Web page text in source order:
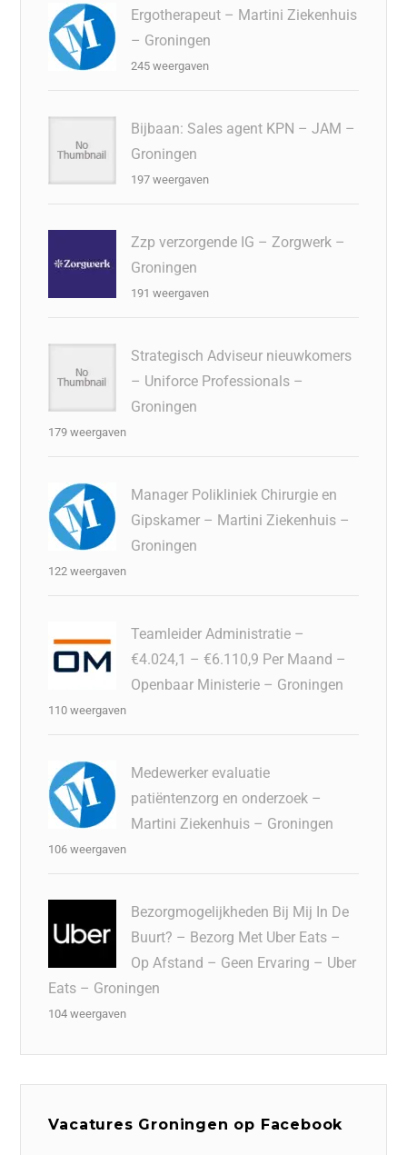
Ergotherapeut – Martini Ziekenhuis
– Groningen
245 weergaven
Bijbaan: Sales agent KPN – JAM –
Groningen
197 weergaven
Zzp verzorgende IG – Zorgwerk –
Groningen
191 weergaven
Strategisch Adviseur nieuwkomers
– Uniforce Professionals –
Groningen
179 weergaven
Manager Polikliniek Chirurgie en
Gipskamer – Martini Ziekenhuis –
Groningen
122 weergaven
Teamleider Administratie –
€4.024,1 – €6.110,9 Per Maand –
Openbaar Ministerie – Groningen
110 weergaven
Medewerker evaluatie
patiëntenzorg en onderzoek –
Martini Ziekenhuis – Groningen
106 weergaven
Bezorgmogelijkheden Bij Mij In De
Buurt? – Bezorg Met Uber Eats –
Op Afstand – Geen Ervaring – Uber
Eats – Groningen
104 weergaven
Vacatures Groningen op Facebook